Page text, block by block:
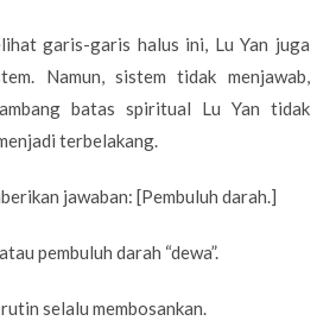
garis-garis halus ini, Lu Yan juga
Namun, sistem tidak menjawab,
batas spiritual Lu Yan tidak
terbelakang.
jawaban: [Pembuluh darah.]
pembuluh darah “dewa”.
selalu membosankan.